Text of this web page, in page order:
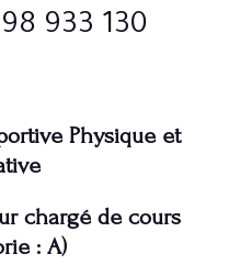
933 130
Physique et
chargé de cours
: A)